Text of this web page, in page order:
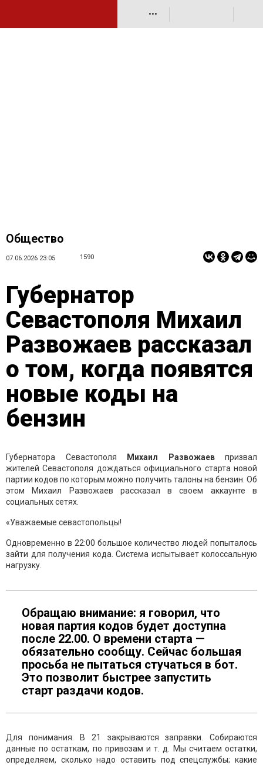
•••
Общество
07.06.2026 23:05 1590
Губернатор
Севастополя Михаил
Развожаев рассказал
о том, когда появятся
новые коды на
бензин
Губернатора Севастополя Михаил Развожаевпризвал
жителей Севастополя дождаться официального старта новой
партии кодов по которым можно получить талоны на бензин. Об
этом Михаил Развожаев рассказал в своем аккаунте в
социальных сетях.
«Уважаемые севастопольцы!
Одновременно в 22:00 большое количество людей попыталось
зайти для получения кода. Система испытывает колоссальную
нагрузку.
Обращаю внимание: я говорил, что
новая партия кодов будет доступна
после 22.00. О времени старта —
обязательно сообщу. Сейчас большая
просьба не пытаться стучаться в бот.
Это позволит быстрее запустить
старт раздачи кодов.
Для понимания. В 21 закрываются заправки. Собираются
данные по остаткам, по привозам и т. д. Мы считаем остатки,
определяем, сколько надо оставить под спецслужбы; какие